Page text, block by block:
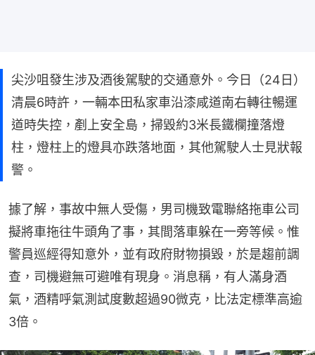
尖沙咀發生涉及酒後駕駛的交通意外。今日（24日）
清晨6時許，一輛本田私家車沿漆咸道南右轉往暢運
道時失控，剷上安全島，掃毀約3米長鐵欄撞落燈
柱，燈柱上的燈具亦跌落地面，其他駕駛人士見狀報
警。
據了解，事故中無人受傷，男司機致電聯絡拖車公司
擬將車拖往牛頭角了事，其間落車躲在一旁等候。惟
警員巡經得知意外，並有政府財物損毀，於是趨前調
查，司機避無可避唯有現身。消息稱，有人滿身酒
氣，酒精呼氣測試度數超過90微克，比法定標準高逾
3倍。